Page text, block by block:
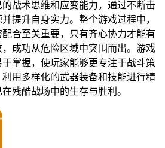
战术思维和应变能力，通过不断击
提升自身实力。整个游戏过程中，
合至关重要，只有齐心协力才能有
成功从危险区域中突围而出。游戏
掌握，使玩家能够更专注于战斗策
用多样化的武器装备和技能进行精
残酷战场中的生存与胜利。